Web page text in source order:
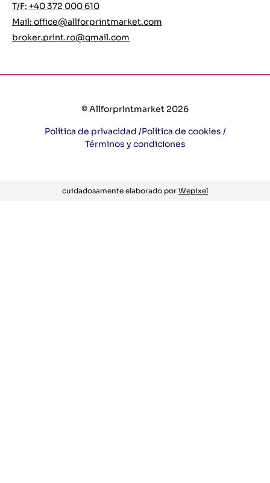
T/F: +40 372 000 610
Mail: office@allforprintmarket.com
broker.print.ro@gmail.com
© Allforprintmarket 2026
Política de privacidad /Política de cookies /
Términos y condiciones
cuidadosamente elaborado por Wepixel